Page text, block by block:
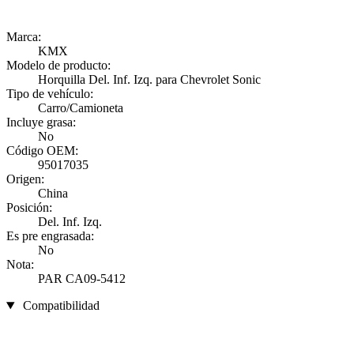
Marca:
KMX
Modelo de producto:
Horquilla Del. Inf. Izq. para Chevrolet Sonic
Tipo de vehículo:
Carro/Camioneta
Incluye grasa:
No
Código OEM:
95017035
Origen:
China
Posición:
Del. Inf. Izq.
Es pre engrasada:
No
Nota:
PAR CA09-5412
Compatibilidad